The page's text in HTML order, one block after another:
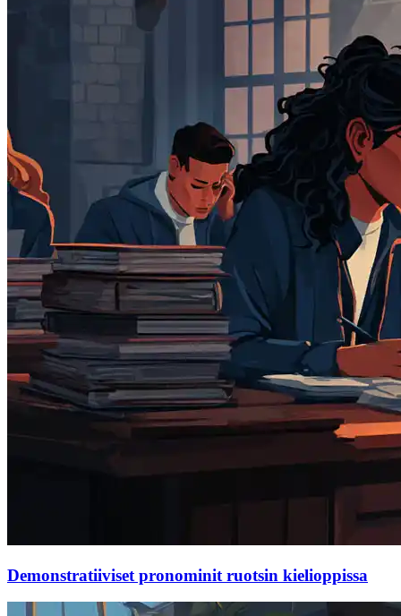
Demonstratiiviset pronominit ruotsin kielioppissa